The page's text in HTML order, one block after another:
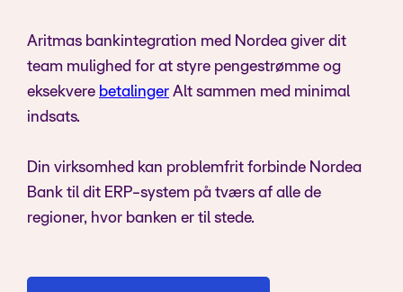
Aritmas bankintegration med Nordea giver dit
team mulighed for at styre pengestrømme og
eksekvere betalinger Alt sammen med minimal
indsats.
Din virksomhed kan problemfrit forbinde Nordea
Bank til dit ERP-system på tværs af alle de
regioner, hvor banken er til stede.